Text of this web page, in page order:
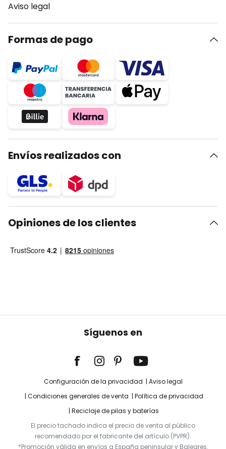
Aviso legal
Formas de pago
Envíos realizados con
Opiniones de los clientes
Síguenos en
Configuración de la privacidad
Aviso legal
Condiciones generales de venta
Política de privacidad
Reciclaje de pilas y baterías
El precio tachado indica el precio de venta al público
recomendado por el fabricante del artículo (PVPR).
*Promoción válida en envíos a España peninsular y Baleares.